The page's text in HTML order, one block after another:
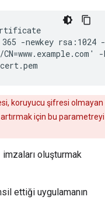
-newkey
koruyucu şifresi olmayan
için bu parametreyi
oluşturmak
ettiği uygulamanın